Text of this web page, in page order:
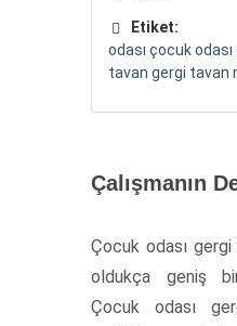
Etiket:
odası çocuk
tavan gergi tavan
Çalışmanın
Çocuk odası gergi
oldukça geniş
Çocuk odası